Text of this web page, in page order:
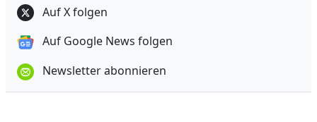
Auf X folgen
Auf Google News folgen
Newsletter abonnieren